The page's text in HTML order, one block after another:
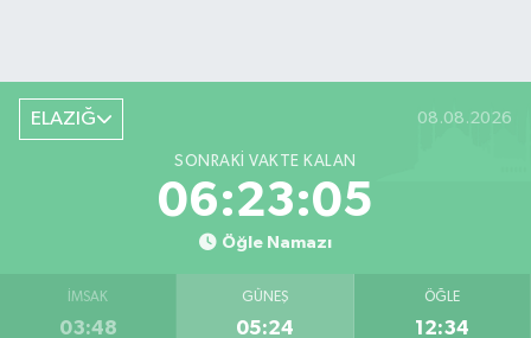
ELAZIĞ 08.08.2026
SONRAKI VAKTE KALAN
06:23:04
Öğle Namazı
İMSAK
03:48
GÜNEŞ
05:24
ÖĞLE
12:34